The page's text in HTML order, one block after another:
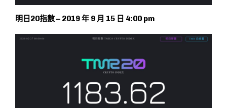
明日20指數 – 2019 年 9 月 15 日 4:00 pm